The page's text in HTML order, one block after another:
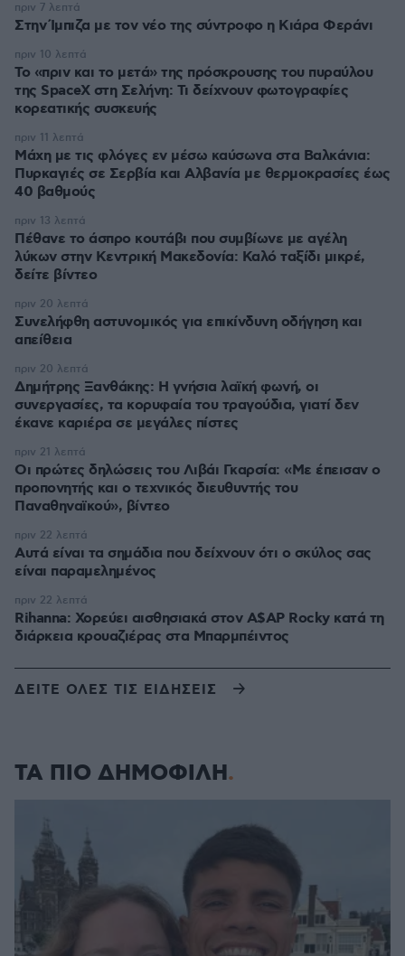
Στην Ίμπιζα με τον νέο της σύντροφο η Κιάρα Φεράνι
πριν 7 λεπτά
Το «πριν και το μετά» της πρόσκρουσης του πυραύλου
της SpaceX στη Σελήνη: Τι δείχνουν φωτογραφίες
κορεατικής συσκευής
πριν 10 λεπτά
Μάχη με τις φλόγες εν μέσω καύσωνα στα Βαλκάνια:
Πυρκαγιές σε Σερβία και Αλβανία με θερμοκρασίες έως
40 βαθμούς
πριν 11 λεπτά
Πέθανε το άσπρο κουτάβι που συμβίωνε με αγέλη
λύκων στην Κεντρική Μακεδονία: Καλό ταξίδι μικρέ,
δείτε βίντεο
πριν 13 λεπτά
Συνελήφθη αστυνομικός για επικίνδυνη οδήγηση και
απείθεια
πριν 20 λεπτά
Δημήτρης Ξανθάκης: Η γνήσια λαϊκή φωνή, οι
συνεργασίες, τα κορυφαία του τραγούδια, γιατί δεν
έκανε καριέρα σε μεγάλες πίστες
πριν 20 λεπτά
Οι πρώτες δηλώσεις του Λιβάι Γκαρσία: «Με έπεισαν ο
προπονητής και ο τεχνικός διευθυντής του
Παναθηναϊκού», βίντεο
πριν 21 λεπτά
Αυτά είναι τα σημάδια που δείχνουν ότι ο σκύλος σας
είναι παραμελημένος
πριν 22 λεπτά
Rihanna: Χορεύει αισθησιακά στον A$AP Rocky κατά τη
διάρκεια κρουαζιέρας στα Μπαρμπέιντος
πριν 22 λεπτά
ΔΕΙΤΕ ΟΛΕΣ ΤΙΣ ΕΙΔΗΣΕΙΣ
ΤΑ ΠΙΟ ΔΗΜΟΦΙΛΗ